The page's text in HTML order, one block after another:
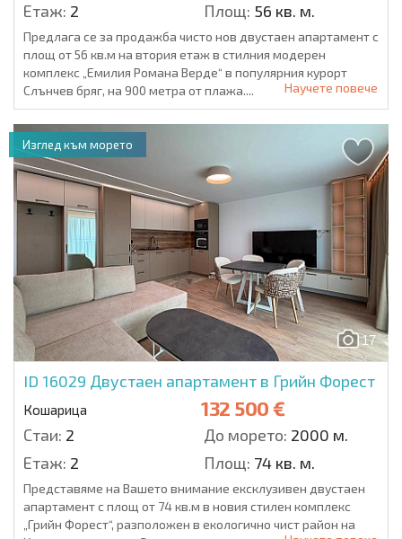
Етаж: 2 Площ: 56 кв. м.
Предлага се за продажба чисто нов двустаен апартамент с
площ от 56 кв.м на втория етаж в стилния модерен
комплекс „Емилия Романа Верде“ в популярния курорт
Слънчев бряг, на 900 метра от плажа....
Научете повече
17
ID 16029 Двустаен апартамент в Грийн Форест
Кошарица 132 500 €
Стаи: 2 До морето: 2000 м.
Етаж: 2 Площ: 74 кв. м.
Изглед към морето
Представяме на Вашето внимание ексклузивен двустаен
апартамент с площ от 74 кв.м в новия стилен комплекс
„Грийн Форест“, разположен в екологично чист район на